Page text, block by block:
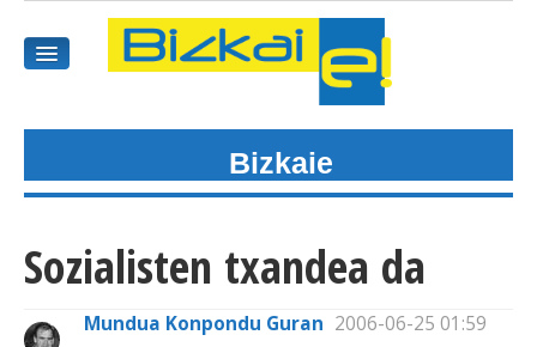
GAIAK
AGENDEA
Bizkaie
Sozialisten txandea da
Mundua Konpondu Guran 2006-06-25 01:59